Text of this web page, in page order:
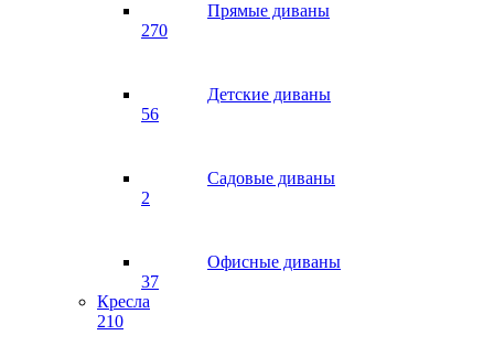
Прямые диваны
270
Детские диваны
56
Садовые диваны
2
Офисные диваны
37
Кресла
210